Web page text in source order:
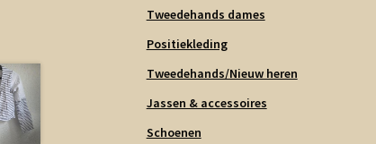
Tweedehands dames
Positiekleding
Tweedehands/Nieuw heren
Jassen & accessoires
Schoenen